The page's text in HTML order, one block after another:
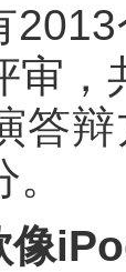
审，
答
像